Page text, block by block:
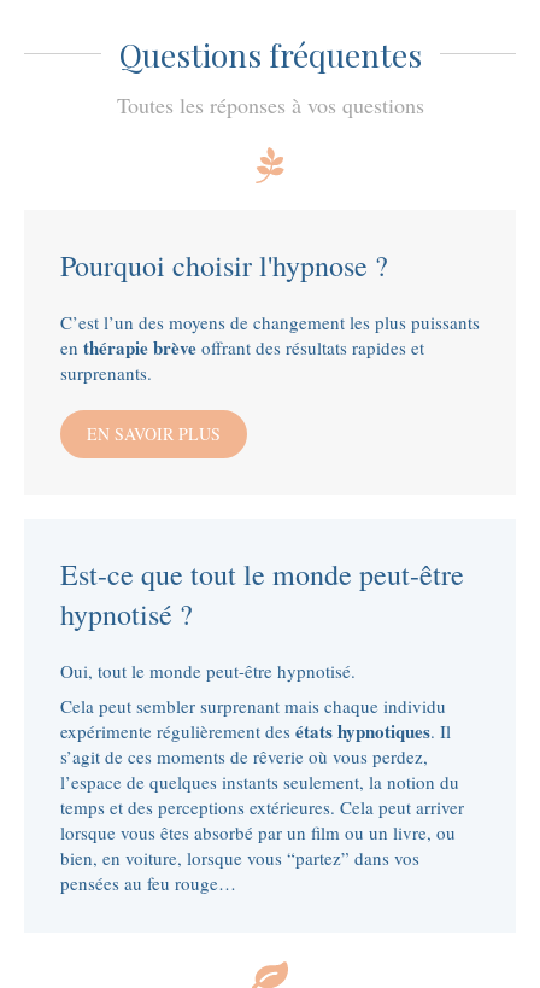
Questions fréquentes
Toutes les réponses à vos questions
Pourquoi choisir l'hypnose ?
C’est l’un des moyens de changement les plus puissants
en thérapie brève offrant des résultats rapides et
surprenants.
EN SAVOIR PLUS
Est-ce que tout le monde peut-être
hypnotisé ?
Oui, tout le monde peut-être hypnotisé.
Cela peut sembler surprenant mais chaque individu
expérimente régulièrement des états hypnotiques. Il
s’agit de ces moments de rêverie où vous perdez,
l’espace de quelques instants seulement, la notion du
temps et des perceptions extérieures. Cela peut arriver
lorsque vous êtes absorbé par un film ou un livre, ou
bien, en voiture, lorsque vous “partez” dans vos
pensées au feu rouge…